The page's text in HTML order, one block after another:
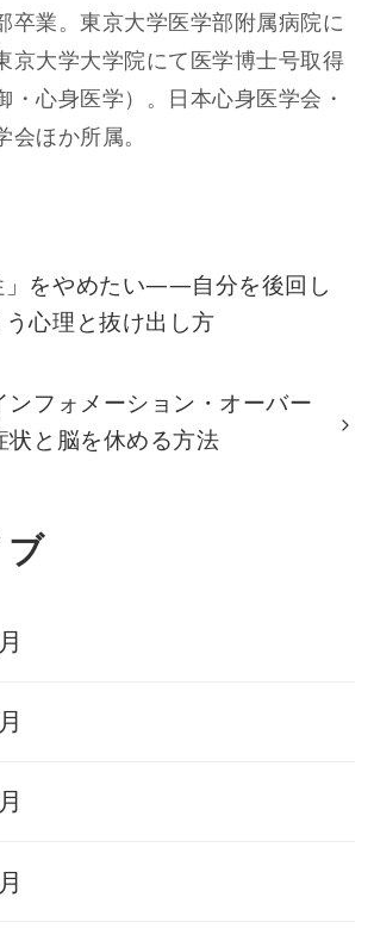
卒業。東京大学医学部附属病院に
京大学大学院にて医学博士号取得
・心身医学）。日本心身医学会・
ほか所属。
」をやめたい——自分を後回し
心理と抜け出し方
ンフォメーション・オーバー
状と脳を休める方法